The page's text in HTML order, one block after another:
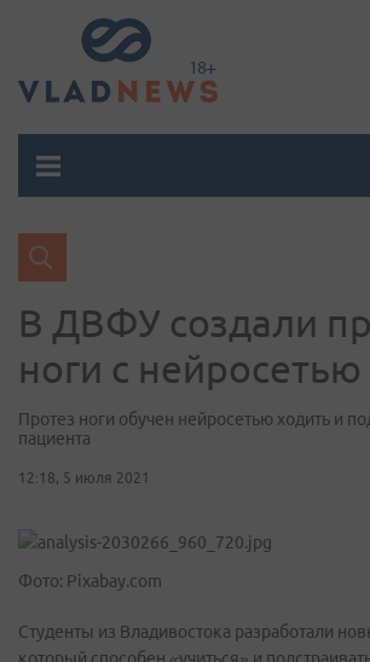
В ДВФУ создали
ноги с нейросетью
Протез ноги обучен нейросетью ходить и
пациента
12:18, 5 июля 2021
Фото: Pixabay.com
Студенты из Владивостока разработали